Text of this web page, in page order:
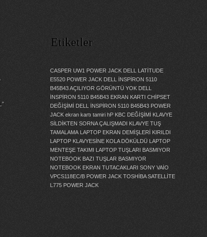
Etiketler
CASPER UW1 POWER JACK DELL LATİTUDE
E5520 POWER JACK DELL İNSPİRON 5110
B45B43 AÇILIYOR GÖRÜNTÜ YOK DELL
İNSPİRON 5110 B45B43 EKRAN KARTI CHİPSET
DEĞİŞİMİ
DELL İNSPİRON 5110 B45B43 POWER
JACK ekran kartı tamiri hP KBC DEĞİŞİMİ
KLAVYE
SİLDİKTEN SORNA ÇALIŞMADI
KLAVYE TUŞ
TAMALAMA
LAPTOP EKRAN DEMİŞLERİ KIRILDI
LAPTOP KLAVYESİNE KOLA DÖKÜLDÜ
LAPTOP
MENTEŞE TAKIMI
LAPTOP TUŞLARI BASMIYOR
NOTEBOOK BAZI TUŞLAR BASMIYOR
NOTEBOOK EKRAN TUTACAKLARI SONY VAİO
VPCS118EC/B POWER JACK TOSHİBA SATELLİTE
L775 POWER JACK